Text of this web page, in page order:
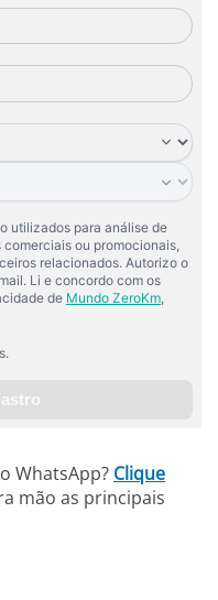
WhatsApp? Clique
mão as principais